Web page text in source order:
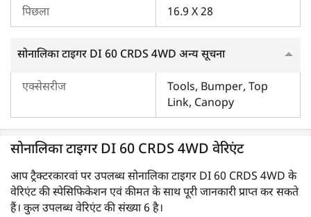
पिछला 16.9 X 28
सोनालिका टाइगर DI 60 CRDS 4WD अन्य सूचना
एक्सेसरीज
Tools, Bumper, Top
Link, Canopy
सोनालिका टाइगर DI 60 CRDS 4WD वेरिएंट
आप ट्रैक्टरकारवां पर उपलब्ध सोनालिका टाइगर DI 60 CRDS 4WD के
वेरिएंट की स्पेसिफिकेशन एवं कीमत के साथ पूरी जानकारी प्राप्त कर सकते
हैं। कुल उपलब्ध वेरिएंट की संख्या 6 है।